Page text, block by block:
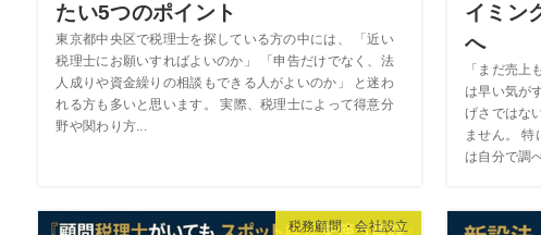
たい5つのポイント
東京都中央区で税理士を探している方の中には、 「近い
税理士にお願いすればよいのか」 「申告だけでなく、法
人成りや資金繰りの相談もできる人がよいのか」 と迷わ
れる方も多いと思います。 実際、税理士によって得意分
野や関わり方...
イミン
へ
「まだ売上
は早い気が
げさではな
ません。 特
は自分で調べ
税務顧問・会社設立